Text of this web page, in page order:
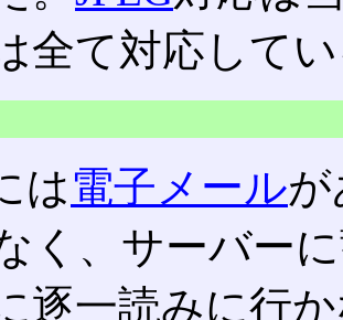
全て対応して
は電子メール
く、サーバー
逐一読みに行